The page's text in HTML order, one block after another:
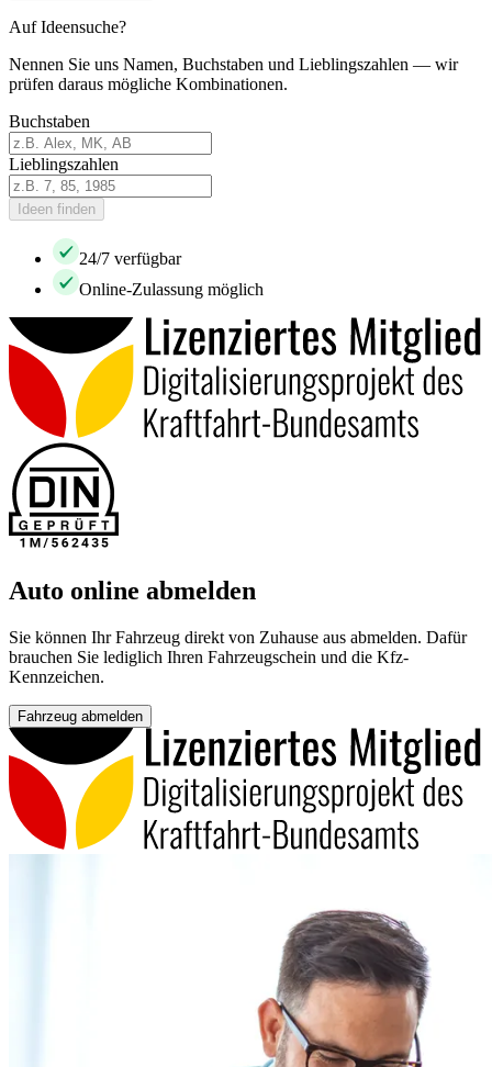
Auf Ideensuche?
Nennen Sie uns Namen, Buchstaben und Lieblingszahlen — wir
prüfen daraus mögliche Kombinationen.
Buchstaben
Lieblingszahlen
Ideen finden
24/7 verfügbar
Online-Zulassung möglich
Auto online abmelden
Sie können Ihr Fahrzeug direkt von Zuhause aus abmelden. Dafür
brauchen Sie lediglich Ihren Fahrzeugschein und die Kfz-
Kennzeichen.
Fahrzeug abmelden